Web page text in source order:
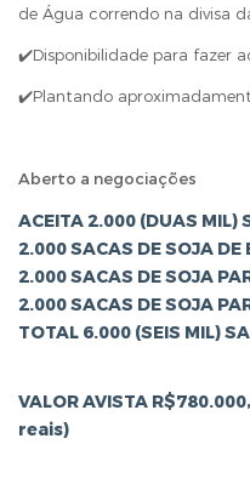
de Água correndo na divisa
✔️Disponibilidade para fazer
✔️Plantando
Aberto a negociações
ACEITA 2.000 (DUAS MIL)
2.000 SACAS DE SOJA DE
2.000 SACAS DE SOJA
2.000 SACAS DE SOJA
TOTAL 6.000 (SEIS MIL)
VALOR AVISTA
reais)